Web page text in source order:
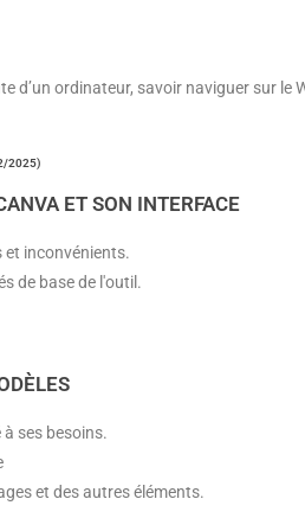
d’un ordinateur, savoir naviguer sur le
2025)
ET SON INTERFACE
et inconvénients.
de base de l'outil.
ses besoins.
et des autres éléments.